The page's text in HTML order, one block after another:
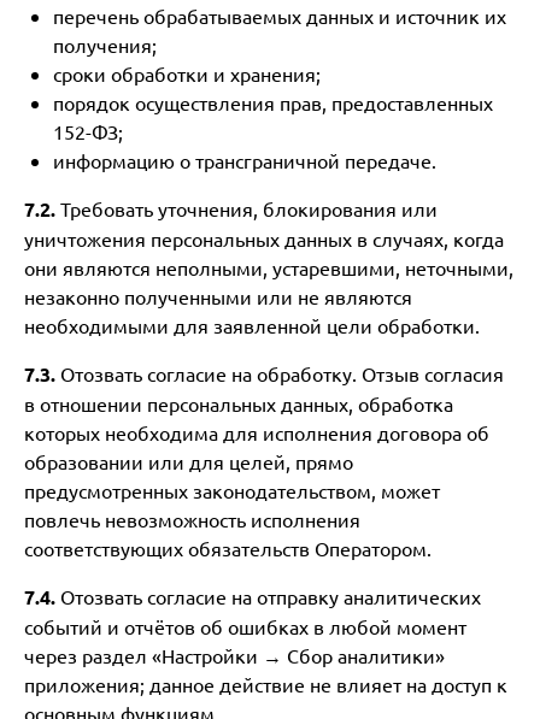
перечень обрабатываемых данных и источник их
получения;
сроки обработки и хранения;
порядок осуществления прав, предоставленных
152-ФЗ;
информацию о трансграничной передаче.
7.2. Требовать уточнения, блокирования или
уничтожения персональных данных в случаях, когда
они являются неполными, устаревшими, неточными,
незаконно полученными или не являются
необходимыми для заявленной цели обработки.
7.3. Отозвать согласие на обработку. Отзыв согласия
в отношении персональных данных, обработка
которых необходима для исполнения договора об
образовании или для целей, прямо
предусмотренных законодательством, может
повлечь невозможность исполнения
соответствующих обязательств Оператором.
7.4. Отозвать согласие на отправку аналитических
событий и отчётов об ошибках в любой момент
через раздел «Настройки → Сбор аналитики»
приложения; данное действие не влияет на доступ к
основным функциям.